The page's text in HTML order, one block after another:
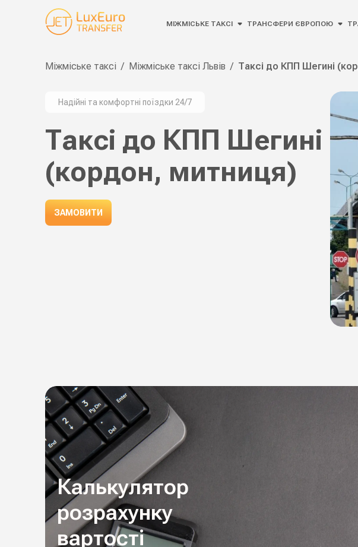
МІЖМІСЬКЕ ТАКСІ ТРАНСФЕРИ ЄВРОПОЮ
Міжміське таксі / Міжміське таксі Львів / Таксі до КПП Шегині
Надійні та комфортні поїздки 24/7
Таксі до КПП Шегині
(кордон, митниця)
ЗАМОВИТИ
Калькулятор
розрахунку
вартості